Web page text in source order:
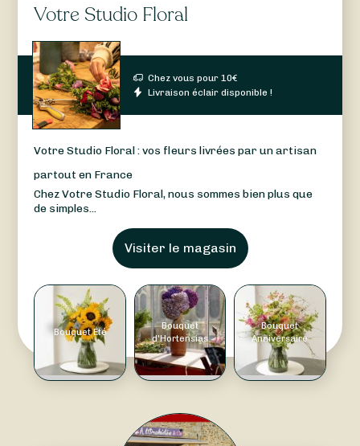
Votre Studio Floral
Chez vous pour10€
Livraison éclair disponible !
Votre Studio Floral : vos fleurs livrées par un artisan
partout en France
Chez Votre Studio Floral, nous sommes bien plus que
de simples...
Visiter le magasin
Bouquet Été
Bouquet
d'Hortensias
Bouquet
Anniversaire